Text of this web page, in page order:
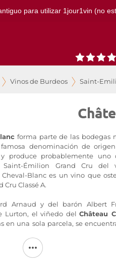
para utilizar 1jour1vin (no
Vinos de Burdeos Saint-
forma parte de las bodegas
denominación de
produce probablemente uno
Saint-Émilion Grand Cru del
Cheval-Blanc es un vino que
Cru Classé A.
Arnaud y del barón Albert
Lurton, el viñedo delChâteau
en una sola parcela, se
terruño excepcional, de gran
con Cabernet Franc y